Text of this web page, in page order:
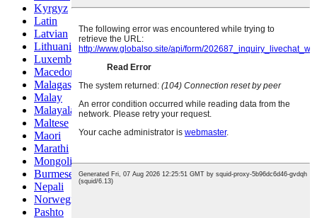
Kyrgyz
Latin
Latvian
Lithuanian
Luxembou..
Macedonian
Malagasy
Malay
Malayalam
Maltese
Maori
Marathi
Mongolian
Burmese
Nepali
Norwegian
Pashto